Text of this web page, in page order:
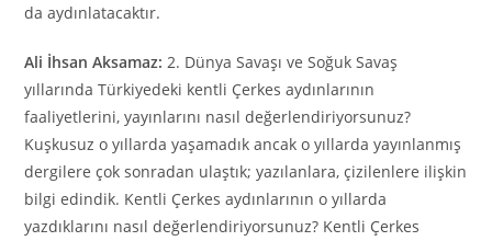
da aydınlatacaktır.
Ali İhsan Aksamaz:2. Dünya Savaşı ve Soğuk Savaş
yıllarında Türkiyedeki kentli Çerkes aydınlarının
faaliyetlerini, yayınlarını nasıl değerlendiriyorsunuz?
Kuşkusuz o yıllarda yaşamadık ancak o yıllarda yayınlanmış
dergilere çok sonradan ulaştık; yazılanlara, çizilenlere ilişkin
bilgi edindik. Kentli Çerkes aydınlarının o yıllarda
yazdıklarını nasıl değerlendiriyorsunuz? Kentli Çerkes